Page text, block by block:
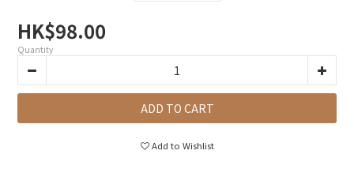
HK$98.00
Quantity
ADD TO CART
Add to Wishlist